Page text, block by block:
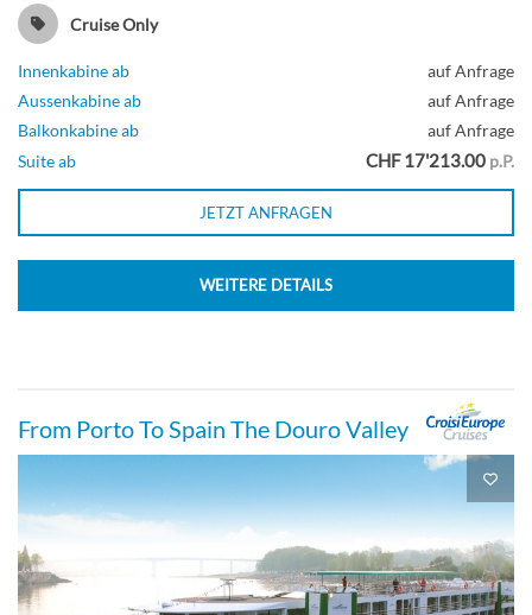
Cruise Only
Innenkabine ab
auf Anfrage
Aussenkabine ab
auf Anfrage
Balkonkabine ab
auf Anfrage
Suite ab
CHF 17'213.00 p.P.
JETZT ANFRAGEN
WEITERE DETAILS
From Porto To Spain The Douro Valley